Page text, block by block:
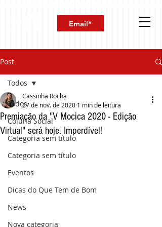
Post
Todos
Coluna Social
Categoria sem título
Categoria sem título
Eventos
Dicas do Que Tem de Bom
News
Nova categoria
Todos
Premiação da "V Mocica 2020 - Edição
Virtual" será hoje. Imperdível!
Cassinha Rocha
27 de nov. de 2020 1 min de leitura